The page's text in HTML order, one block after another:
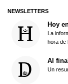
NEWSLETTERS
Hoy
La
hora de
Al
Un